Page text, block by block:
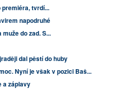
tvrdí...
napodruhé
do zad. S...
dal pěstí do huby
Nyní je však v pozici Baš...
a záplavy